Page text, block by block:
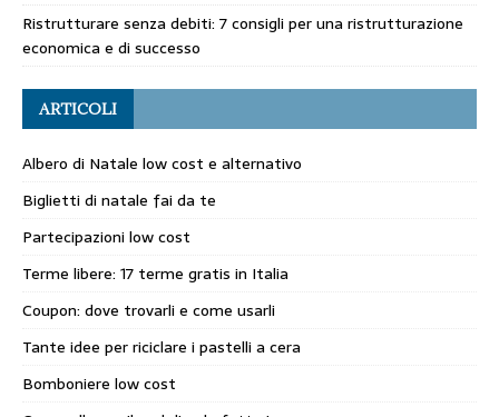
Ristrutturare senza debiti: 7 consigli per una ristrutturazione
economica e di successo
ARTICOLI
Albero di Natale low cost e alternativo
Biglietti di natale fai da te
Partecipazioni low cost
Terme libere: 17 terme gratis in Italia
Coupon: dove trovarli e come usarli
Tante idee per riciclare i pastelli a cera
Bomboniere low cost